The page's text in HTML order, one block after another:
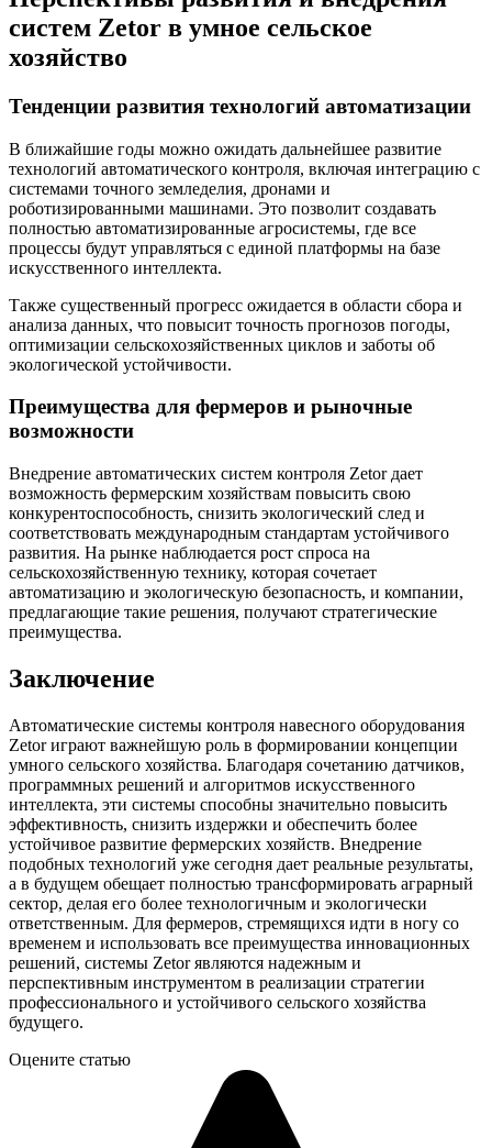
систем Zetor в умное сельское
хозяйство
Тенденции развития технологий автоматизации
В ближайшие годы можно ожидать дальнейшее развитие
технологий автоматического контроля, включая интеграцию с
системами точного земледелия, дронами и
роботизированными машинами. Это позволит создавать
полностью автоматизированные агросистемы, где все
процессы будут управляться с единой платформы на базе
искусственного интеллекта.
Также существенный прогресс ожидается в области сбора и
анализа данных, что повысит точность прогнозов погоды,
оптимизации сельскохозяйственных циклов и заботы об
экологической устойчивости.
Преимущества для фермеров и рыночные
возможности
Внедрение автоматических систем контроля Zetor дает
возможность фермерским хозяйствам повысить свою
конкурентоспособность, снизить экологический след и
соответствовать международным стандартам устойчивого
развития. На рынке наблюдается рост спроса на
сельскохозяйственную технику, которая сочетает
автоматизацию и экологическую безопасность, и компании,
предлагающие такие решения, получают стратегические
преимущества.
Заключение
Автоматические системы контроля навесного оборудования
Zetor играют важнейшую роль в формировании концепции
умного сельского хозяйства. Благодаря сочетанию датчиков,
программных решений и алгоритмов искусственного
интеллекта, эти системы способны значительно повысить
эффективность, снизить издержки и обеспечить более
устойчивое развитие фермерских хозяйств. Внедрение
подобных технологий уже сегодня дает реальные результаты,
а в будущем обещает полностью трансформировать аграрный
сектор, делая его более технологичным и экологически
ответственным. Для фермеров, стремящихся идти в ногу со
временем и использовать все преимущества инновационных
решений, системы Zetor являются надежным и
перспективным инструментом в реализации стратегии
профессионального и устойчивого сельского хозяйства
будущего.
Оцените статью